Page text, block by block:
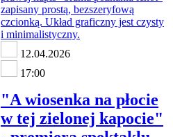
12.04.2026
17:00
"A wiosenka na płocie
w tej zielonej kapocie"